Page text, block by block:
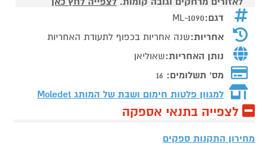
דגם:ML-1090
אחריות:שנה אחריות בכפוף לתעודת האחריות
נותן האחריות:שאוליאן
מס' תשלומים: 16
למגוון פלטות חימום ושבת של המותג Moledet
לצפייה בתנאי אספקה
מחירון התקנות ספקים